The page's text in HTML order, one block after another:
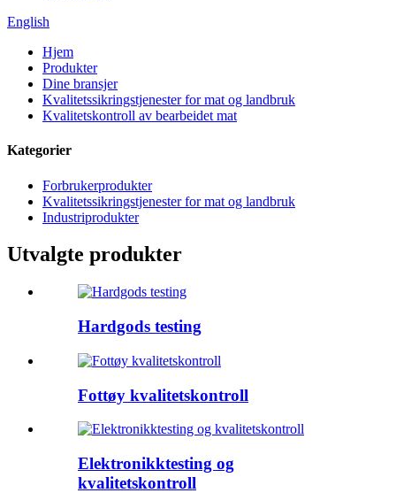
English
Hjem
Produkter
Dine bransjer
Kvalitetssikringstjenester for mat og landbruk
Kvalitetskontroll av bearbeidet mat
Kategorier
Forbrukerprodukter
Kvalitetssikringstjenester for mat og landbruk
Industriprodukter
Utvalgte produkter
Hardgods testing
Fottøy kvalitetskontroll
Elektronikktesting og
kvalitetskontroll